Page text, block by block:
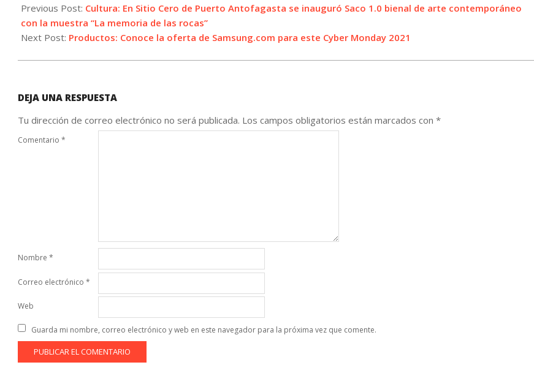
10-
04
Previous Post: Cultura: En Sitio Cero de Puerto Antofagasta se inauguró Saco 1.0 bienal de arte contemporáneo
con la muestra “La memoria de las rocas”
Next Post: Productos: Conoce la oferta de Samsung.com para este Cyber Monday 2021
DEJA UNA RESPUESTA
Tu dirección de correo electrónico no será publicada. Los campos obligatorios están marcados con *
Comentario *
Nombre *
Correo electrónico *
Web
Guarda mi nombre, correo electrónico y web en este navegador para la próxima vez que comente.